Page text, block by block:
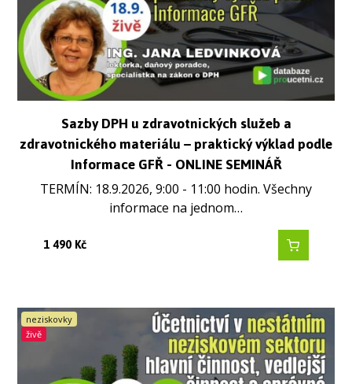
Sazby DPH u zdravotnických služeb a
zdravotnického materiálu – praktický výklad podle
Informace GFŘ - ONLINE SEMINÁŘ
TERMÍN: 18.9.2026, 9:00 - 11:00 hodin. Všechny
informace na jednom…
1 490Kč
neziskovky
živě